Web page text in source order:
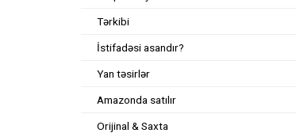
Tərkibi
İstifadəsi asandır?
Yan təsirlər
Amazonda satılır
Orijinal & Saxta